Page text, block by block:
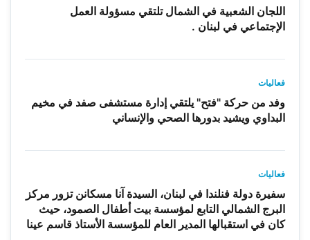
اللجان الشعبية في الشمال تلتقي مسؤولة العمل
الإجتماعي في لبنان .
فعاليات
وفد من حركة "فتح" يلتقي إدارة مستشفى صفد في مخيم
البداوي ويشيد بدورها الصحي والإنساني
فعاليات
سفيرة دولة فنلندا في لبنان، السيدة آنا مسكانن تزور مركز
البرج الشمالي التابع لمؤسسة بيت أطفال الصمود، حيث
كان في استقبالها المدير العام للمؤسسة الأستاذ قاسم عينا